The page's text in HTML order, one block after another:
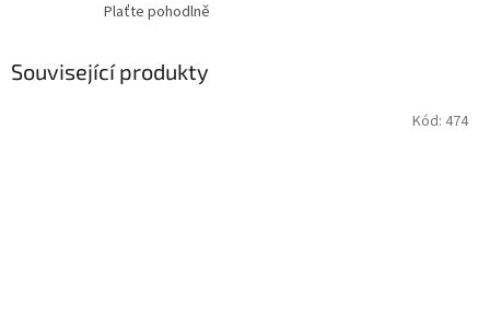
Plaťte pohodlně
Související produkty
Kód: 474